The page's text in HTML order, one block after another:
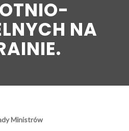
NA
Ministrów